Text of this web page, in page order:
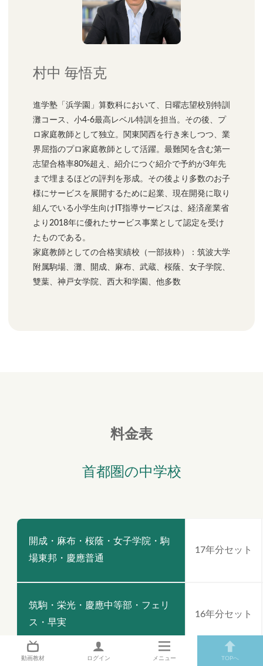
村中 毎悟克
進学塾「浜学園」算数科において、日曜志望校別特訓
灘コース、小4-6最高レベル特訓を担当。その後、プ
ロ家庭教師として独立。関東関西を行き来しつつ、業
界屈指のプロ家庭教師として活躍。最難関を含む第一
志望合格率80%超え、紹介につぐ紹介で予約が3年先
まで埋まるほどの評判を形成。その後より多数のお子
様にサービスを展開するために起業、現在開発に取り
組んでいる小学生向けIT指導サービスは、経済産業省
より2018年に優れたサービス事業として認定を受け
たものである。
家庭教師としての合格実績校（一部抜粋）：筑波大学
附属駒場、灘、開成、麻布、武蔵、桜蔭、女子学院、
雙葉、神戸女学院、西大和学園、他多数
料金表
首都圏の中学校
開成・麻布・桜蔭・女子学院・駒
場東邦・慶應普通
17年分セット
筑駒・栄光・慶應中等部・フェリ
ス・早実
16年分セット
24年分セット
動画教材 ログイン メニュー TOPへ